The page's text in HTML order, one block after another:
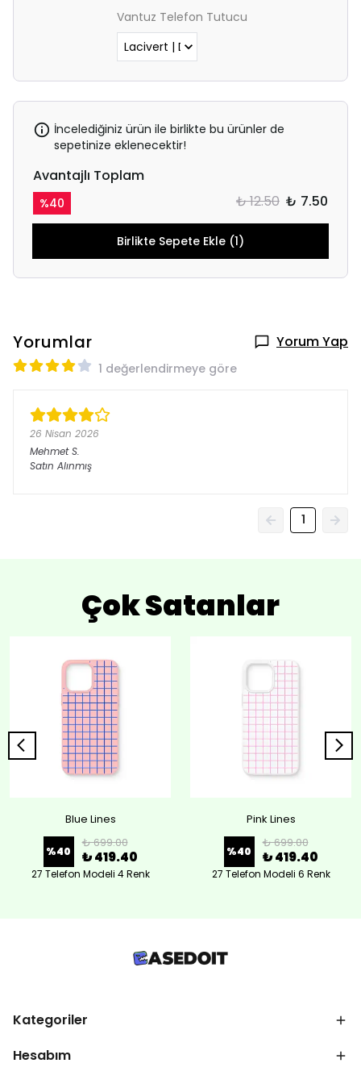
Vantuz Telefon Tutucu
İncelediğiniz ürün ile birlikte bu ürünler de
sepetinize eklenecektir!
Avantajlı Toplam
%40 ₺ 12.50 ₺ 7.50
Birlikte Sepete Ekle (1)
Yorumlar Yorum Yap
1 değerlendirmeye göre
26 Nisan 2026
Mehmet S.
Satın Alınmış
1
Çok Satanlar
Blue Lines
%40
₺ 699.00
₺ 419.40
27 Telefon Modeli 4 Renk
Pink Lines
%40
₺ 699.00
₺ 419.40
27 Telefon Modeli 6 Renk
Kategoriler
Hesabım